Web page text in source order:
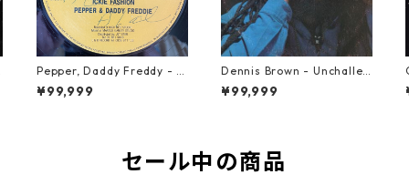
Pepper, Daddy Freddy - Ic
kie Fashion【12-50044】
¥99,999
Dennis Brown - Unchallen
ged【LP-70046】
¥99,999
セール中の商品